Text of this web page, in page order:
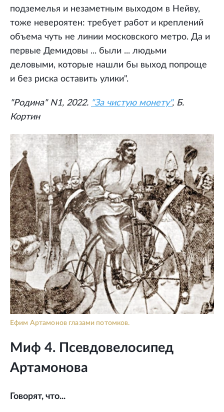
подземелья и незаметным выходом в Нейву,
тоже невероятен: требует работ и креплений
объема чуть не линии московского метро. Да и
первые Демидовы ... были ... людьми
деловыми, которые нашли бы выход попроще
и без риска оставить улики".
"Родина" N1, 2022. "За чистую монету", Б.
Кортин
Ефим Артамонов глазами потомков.
Миф 4. Псевдовелосипед
Артамонова
Говорят, что...